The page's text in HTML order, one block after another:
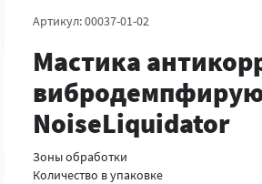
Мастика
NoiseLiquidator
Артикул:00037-01-02
Зоны обработки
Количество в упаковке